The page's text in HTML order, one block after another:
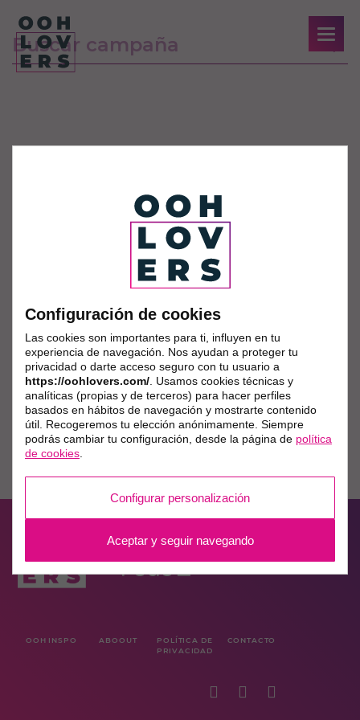
OOH INSPO ABOOUT
POLÍTICA DE
PRIVACIDAD
CONTACTO
Configuración de cookies
Las cookies son importantes para ti, influyen en tu
experiencia de navegación. Nos ayudan a proteger tu
privacidad o darte acceso seguro con tu usuario a
https://oohlovers.com/. Usamos cookies técnicas y
analíticas (propias y de terceros) para hacer perfiles
basados en hábitos de navegación y mostrarte contenido
útil. Recogeremos tu elección anónimamente. Siempre
podrás cambiar tu configuración, desde la página de política
de cookies.
Configurar personalización
Aceptar y seguir navegando